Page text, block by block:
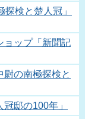
検と楚人冠」
ップ「新聞記
の南極探検と
邸の100年」